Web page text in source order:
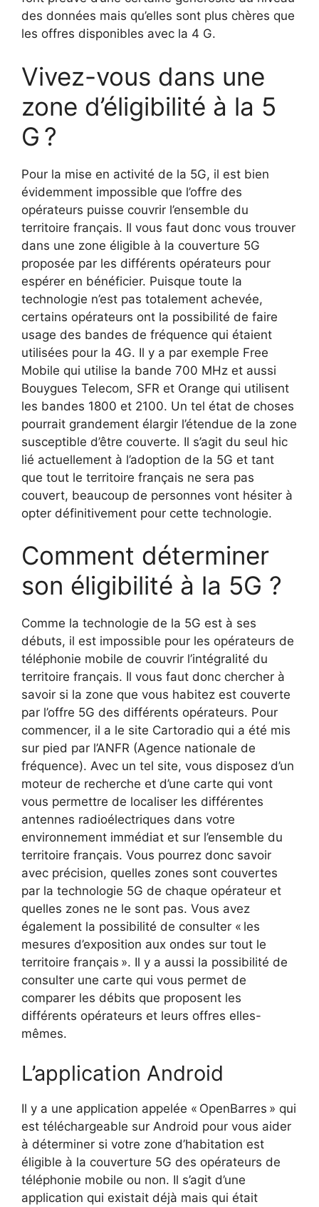
des données mais qu’elles sont plus chères que
les offres disponibles avec la 4 G.
Vivez-vous dans une
zone d’éligibilité à la 5
G ?
Pour la mise en activité de la 5G, il est bien
évidemment impossible que l’offre des
opérateurs puisse couvrir l’ensemble du
territoire français. Il vous faut donc vous trouver
dans une zone éligible à la couverture 5G
proposée par les différents opérateurs pour
espérer en bénéficier. Puisque toute la
technologie n’est pas totalement achevée,
certains opérateurs ont la possibilité de faire
usage des bandes de fréquence qui étaient
utilisées pour la 4G. Il y a par exemple Free
Mobile qui utilise la bande 700 MHz et aussi
Bouygues Telecom, SFR et Orange qui utilisent
les bandes 1800 et 2100. Un tel état de choses
pourrait grandement élargir l’étendue de la zone
susceptible d’être couverte. Il s’agit du seul hic
lié actuellement à l’adoption de la 5G et tant
que tout le territoire français ne sera pas
couvert, beaucoup de personnes vont hésiter à
opter définitivement pour cette technologie.
Comment déterminer
son éligibilité à la 5G ?
Comme la technologie de la 5G est à ses
débuts, il est impossible pour les opérateurs de
téléphonie mobile de couvrir l’intégralité du
territoire français. Il vous faut donc chercher à
savoir si la zone que vous habitez est couverte
par l’offre 5G des différents opérateurs. Pour
commencer, il a le site Cartoradio qui a été mis
sur pied par l’ANFR (Agence nationale de
fréquence). Avec un tel site, vous disposez d’un
moteur de recherche et d’une carte qui vont
vous permettre de localiser les différentes
antennes radioélectriques dans votre
environnement immédiat et sur l’ensemble du
territoire français. Vous pourrez donc savoir
avec précision, quelles zones sont couvertes
par la technologie 5G de chaque opérateur et
quelles zones ne le sont pas. Vous avez
également la possibilité de consulter « les
mesures d’exposition aux ondes sur tout le
territoire français ». Il y a aussi la possibilité de
consulter une carte qui vous permet de
comparer les débits que proposent les
différents opérateurs et leurs offres elles-
mêmes.
L’application Android
Il y a une application appelée « OpenBarres » qui
est téléchargeable sur Android pour vous aider
à déterminer si votre zone d’habitation est
éligible à la couverture 5G des opérateurs de
téléphonie mobile ou non. Il s’agit d’une
application qui existait déjà mais qui était